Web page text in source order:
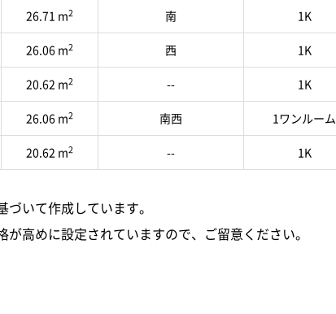
26.71 m2 南 1K
26.06 m2 西 1K
20.62 m2 -- 1K
26.06 m2 南西 1ワンルーム
20.62 m2 -- 1K
いて作成しています。
高めに設定されていますので、ご留意ください。